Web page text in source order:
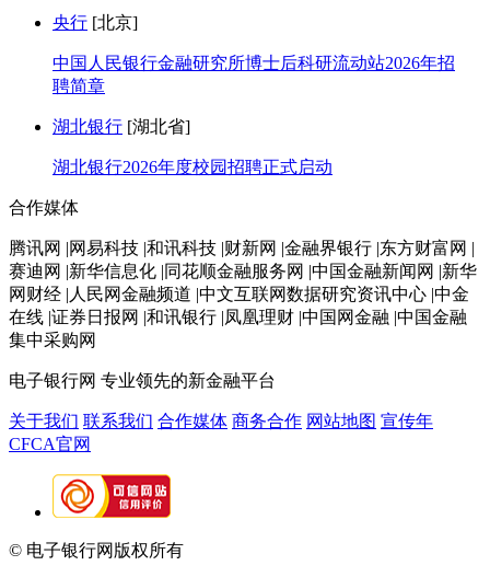
央行 [北京]
中国人民银行金融研究所博士后科研流动站2026年招
聘简章
湖北银行 [湖北省]
湖北银行2026年度校园招聘正式启动
合作媒体
腾讯网 |网易科技 |和讯科技 |财新网 |金融界银行 |东方财富网 |
赛迪网 |新华信息化 |同花顺金融服务网 |中国金融新闻网 |新华
网财经 |人民网金融频道 |中文互联网数据研究资讯中心 |中金
在线 |证券日报网 |和讯银行 |凤凰理财 |中国网金融 |中国金融
集中采购网
电子银行网 专业领先的新金融平台
关于我们 联系我们 合作媒体 商务合作 网站地图 宣传年
CFCA官网
© 电子银行网版权所有